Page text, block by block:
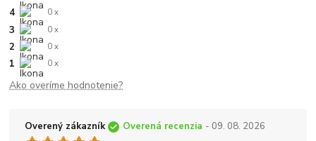
4 0 x
3 0 x
2 0 x
1 0 x
Ako overíme hodnotenie?
Overený zákazník Overená recenzia - 09. 08. 2026